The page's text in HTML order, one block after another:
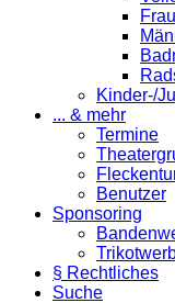
Kinder-/
... & mehr
Termine
Benutzer
Sponsoring
§ Rechtliches
Suche